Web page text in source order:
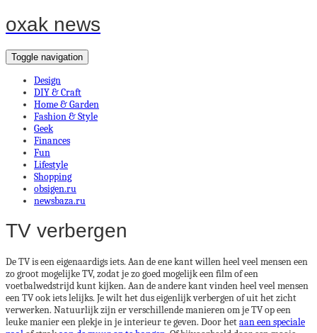
oxak news
Toggle navigation
Design
DIY & Craft
Home & Garden
Fashion & Style
Geek
Finances
Fun
Lifestyle
Shopping
obsigen.ru
newsbaza.ru
TV verbergen
De TV is een eigenaardigs iets. Aan de ene kant willen heel veel mensen een
zo groot mogelijke TV, zodat je zo goed mogelijk een film of een
voetbalwedstrijd kunt kijken. Aan de andere kant vinden heel veel mensen
een TV ook iets lelijks. Je wilt het dus eigenlijk verbergen of uit het zicht
verwerken. Natuurlijk zijn er verschillende manieren om je TV op een
leuke manier een plekje in je interieur te geven. Door hetaan een speciale